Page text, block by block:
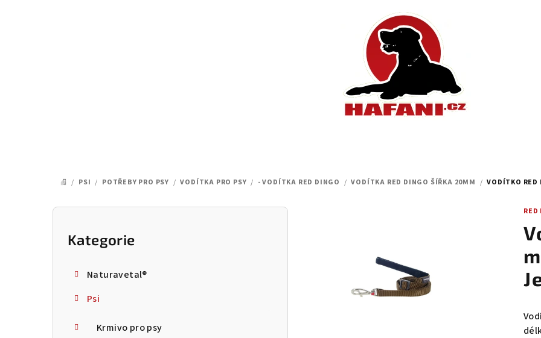
DOMŮ
/ PSI / POTŘEBY PRO PSY / VODÍTKA PRO PSY / - VODÍTKA RED DINGO / VODÍTKA RED DINGO ŠÍŘKA 20MM / VODÍTKO RED
P
Přeskočit
kategorie
Kategorie
Naturavetal®
Psi
Krmivo pro psy